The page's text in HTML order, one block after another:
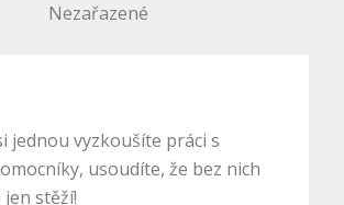
Nezařazené
jednou vyzkoušíte práci s
usoudíte, že bez nich
stěží!